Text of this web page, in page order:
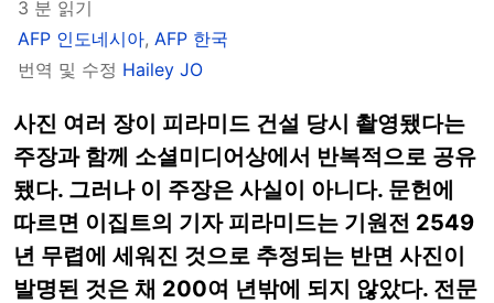
3 분 읽기
AFP 인도네시아, AFP 한국
번역 및 수정 Hailey JO
사진 여러 장이 피라미드 건설 당시 촬영됐다는
주장과 함께 소셜미디어상에서 반복적으로 공유
됐다. 그러나 이 주장은 사실이 아니다. 문헌에
따르면 이집트의 기자 피라미드는 기원전 2549
년 무렵에 세워진 것으로 추정되는 반면 사진이
발명된 것은 채 200여 년밖에 되지 않았다. 전문